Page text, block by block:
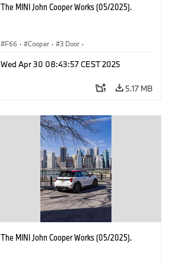
The MINI John Cooper Works (05/2025).
F66 · Cooper · 3 Door ·
Wed Apr 30 08:43:57 CEST 2025
5.17 MB
The MINI John Cooper Works (05/2025).